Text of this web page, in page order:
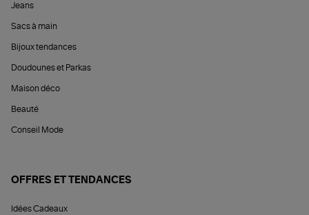
Jeans
Sacs à main
Bijoux tendances
Doudounes et Parkas
Maison déco
Beauté
Conseil Mode
OFFRES ET TENDANCES
Idées Cadeaux